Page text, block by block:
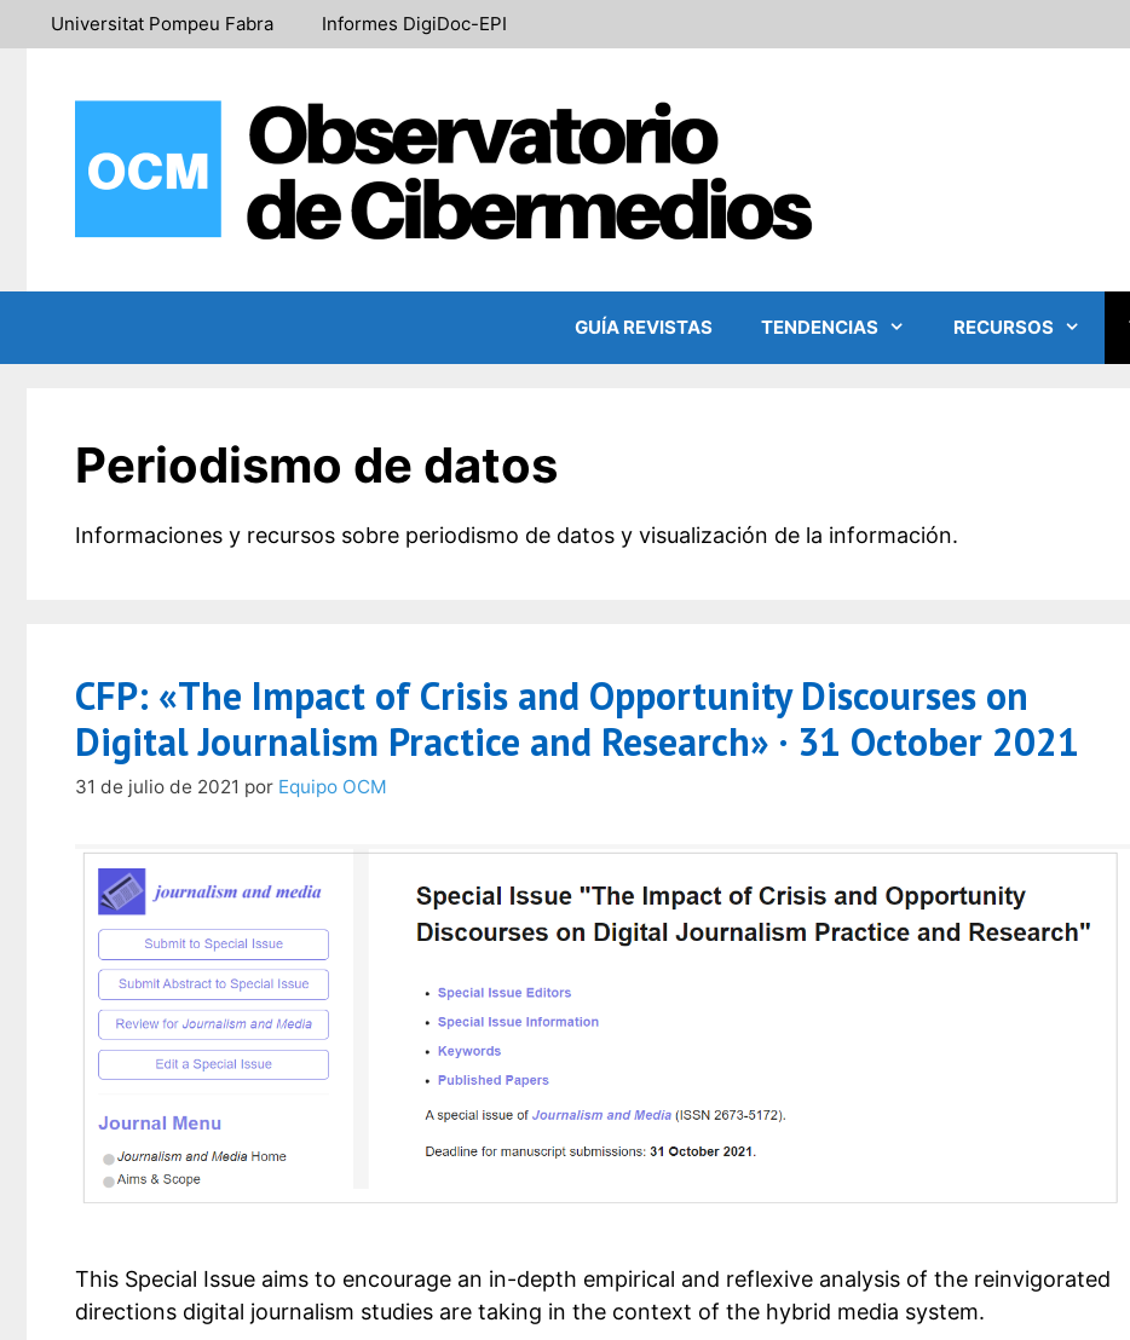
Saltar
al
Universitat Pompeu Fabra Informes DigiDoc-EPI
GUÍA REVISTAS TENDENCIAS RECURSOS
Periodismo de datos
Informaciones y recursos sobre periodismo de datos y visualización de la información.
CFP: «The Impact of Crisis and Opportunity Discourses on
Digital Journalism Practice and Research» · 31 October 2021
31 de julio de 2021 por Equipo OCM
This Special Issue aims to encourage an in-depth empirical and reflexive analysis of the reinvigorated
directions digital journalism studies are taking in the context of the hybrid media system.